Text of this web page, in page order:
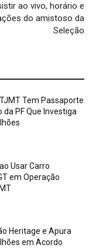
ao vivo, horário e
do amistoso da
Seleção
Tem Passaporte
da PF Que Investiga
Usar Carro
em Operação
Heritage e Apura
em Acordo